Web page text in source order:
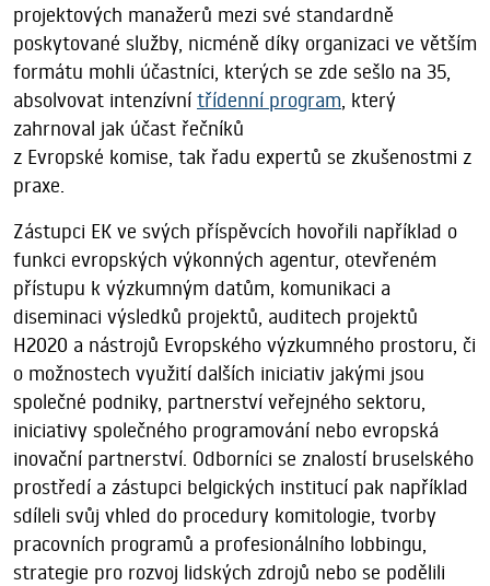
projektových manažerů mezi své standardně
poskytované služby, nicméně díky organizaci ve větším
formátu mohli účastníci, kterých se zde sešlo na 35,
absolvovat intenzívní třídenní program , který
zahrnoval jak účast řečníků
z Evropské komise, tak řadu expertů se zkušenostmi z
praxe.
Zástupci EK ve svých příspěvcích hovořili například o
funkci evropských výkonných agentur, otevřeném
přístupu k výzkumným datům, komunikaci a
diseminaci výsledků projektů, auditech projektů
H2020 a nástrojů Evropského výzkumného prostoru, či
o možnostech využití dalších iniciativ jakými jsou
společné podniky, partnerství veřejného sektoru,
iniciativy společného programování nebo evropská
inovační partnerství. Odborníci se znalostí bruselského
prostředí a zástupci belgických institucí pak například
sdíleli svůj vhled do procedury komitologie, tvorby
pracovních programů a profesionálního lobbingu,
strategie pro rozvoj lidských zdrojů nebo se podělili